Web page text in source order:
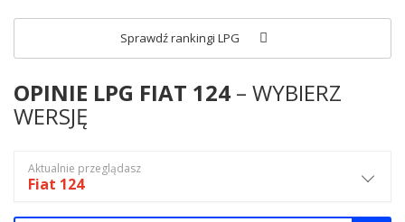
Sprawdź rankingi LPG
OPINIE LPG FIAT 124 – WYBIERZ
WERSJĘ
Aktualnie przeglądasz
Fiat 124